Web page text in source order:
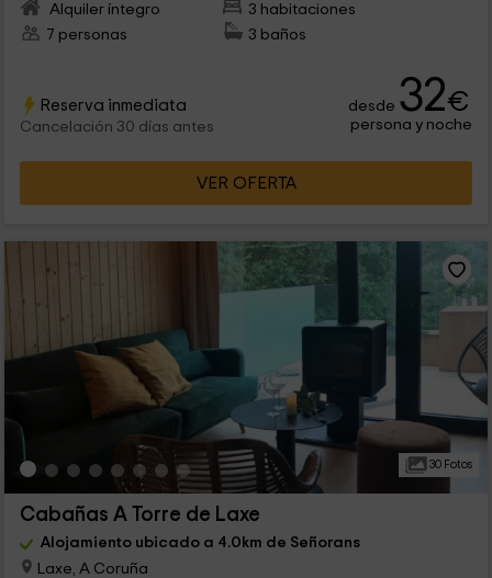
Alquiler íntegro
3 habitaciones
7 personas
3 baños
Reserva inmediata
Cancelación 30 días antes
desde 32€
persona y noche
VER OFERTA
30 Fotos
Cabañas A Torre de Laxe
Alojamiento ubicado a 4.0km de Señorans
Laxe, A Coruña